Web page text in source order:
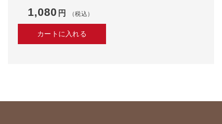
1,080 円 （税込）
カートに入れる